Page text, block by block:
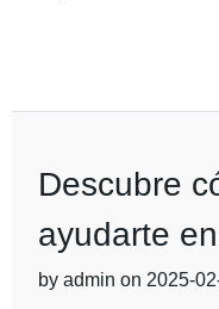
Descubre
ayudarte
by admin on 2025-